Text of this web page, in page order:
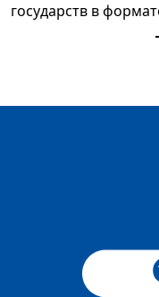
государств в